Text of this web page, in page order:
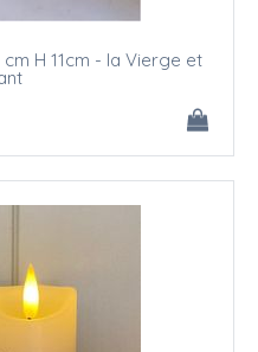
H 11cm - la Vierge et